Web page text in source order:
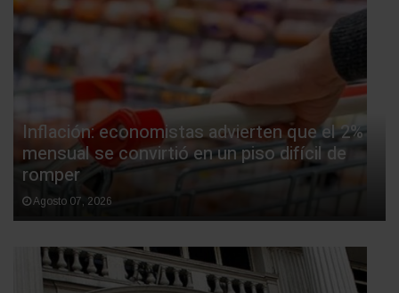
Inflación: economistas advierten que el 2%
mensual se convirtió en un piso difícil de
romper
Agosto 07, 2026